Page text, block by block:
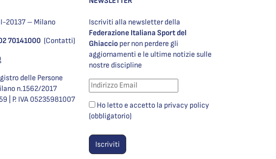
20137 – Milano
70141000 (Contatti)
delle Persone
n.1562/2017
| P. IVA 05235981007
Iscriviti alla newsletter della
Federazione Italiana Sport del
Ghiaccio per non perdere gli
aggiornamenti e le ultime notizie sulle
nostre discipline
Ho letto e accetto la privacy policy
(obbligatorio)